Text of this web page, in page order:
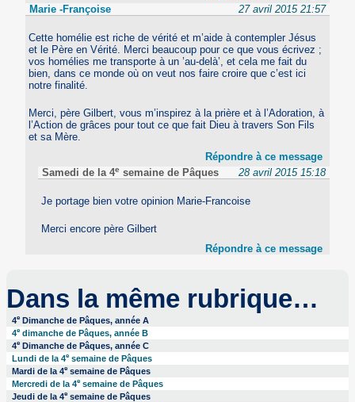
Marie -Françoise
27 avril 2015 21:57
Cette homélie est riche de vérité et m’aide à contempler Jésus
et le Père en Vérité. Merci beaucoup pour ce que vous écrivez ;
vos homélies me transporte à un ’au-delà’, et cela me fait du
bien, dans ce monde où on veut nos faire croire que c’est ici
notre finalité.
Merci, père Gilbert, vous m’inspirez à la prière et à l’Adoration, à
l’Action de grâces pour tout ce que fait Dieu à travers Son Fils
et sa Mère.
Répondre à ce message
Samedi de la 4e semaine de Pâques 28 avril 2015 15:18
Je portage bien votre opinion Marie-Francoise
Merci encore père Gilbert
Répondre à ce message
Dans la même rubrique…
4e Dimanche de Pâques, année A
4edimanche de Pâques, année B
4e Dimanche de Pâques, année C
Lundi de la 4esemaine de Pâques
Mardi de la 4e semaine de Pâques
Mercredi de la 4esemaine de Pâques
Jeudi de la 4e semaine de Pâques